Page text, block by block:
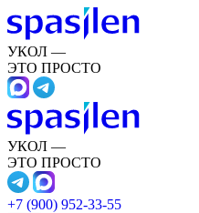
УКОЛ —
ЭТО ПРОСТО
УКОЛ —
ЭТО ПРОСТО
+7 (900) 952-33-55